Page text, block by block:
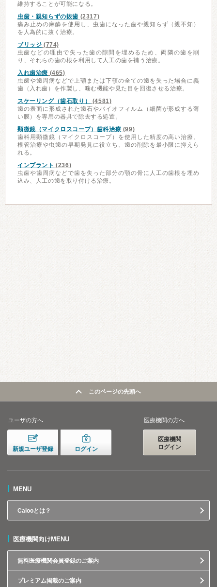
維持することが可能になる。
虫歯・親知らずの抜歯 (2317)
痛み止めの麻酔を使用し、虫歯になった歯や親知らず（親不知）
を人為的に抜く治療。
ブリッジ (774)
虫歯などの理由で失った歯の隙間を埋めるため、両隣の歯を削
り、それらの歯の根を利用して人工の歯を補う治療。
入れ歯治療 (465)
虫歯や歯周病などで上顎または下顎の全ての歯を失った場合に義
歯（入れ歯）を作製し、噛む機能や見た目を回復させる治療。
スケーリング（歯石取り）
(4581)
歯の表面に形成された歯石やバイオフィルム（細菌が形成する薄
い膜）を専用の器具で除去する処置。
顕微鏡（マイクロスコープ）歯科治療 (99)
歯科用顕微鏡（マイクロスコープ）を使用した精度の高い治療。
根管治療や虫歯の早期発見に役立ち、歯の削除を最小限に抑えら
れる。
インプラント (236)
虫歯や歯周病などで歯を失った部分の顎の骨に人工の歯根を埋め
込み、人工の歯を取り付ける治療。
このページの先頭へ
ユーザの方へ
新規ユーザ登録 ログイン
医療機関の方へ
医療機関
ログイン
MENU
Calooとは？
医療機関向けMENU
無料医療機関会員登録のご案内
プレミアム掲載のご案内